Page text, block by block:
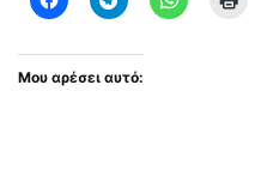
Μου αρέσει αυτό: